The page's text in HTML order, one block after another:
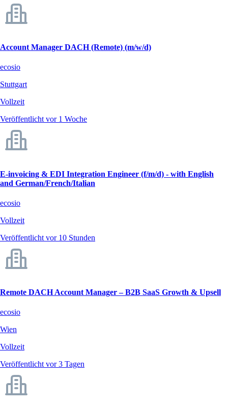
Account Manager DACH (Remote) (m/w/d)
ecosio
Stuttgart
Vollzeit
Veröffentlicht vor 1 Woche
E-invoicing & EDI Integration Engineer (f/m/d) - with English
and German/French/Italian
ecosio
Vollzeit
Veröffentlicht vor 10 Stunden
Remote DACH Account Manager – B2B SaaS Growth & Upsell
ecosio
Wien
Vollzeit
Veröffentlicht vor 3 Tagen